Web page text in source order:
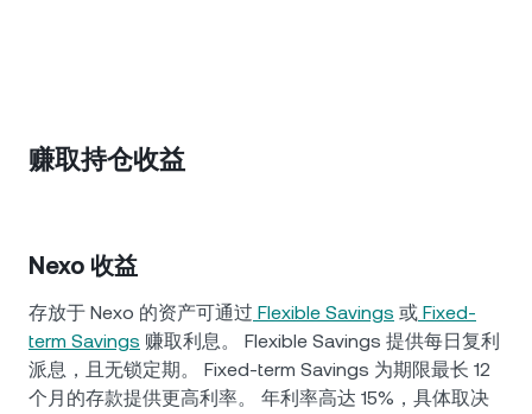
赚取持仓收益
Nexo 收益
存放于 Nexo 的资产可通过 Flexible Savings 或 Fixed-
term Savings 赚取利息。 Flexible Savings 提供每日复利
派息，且无锁定期。 Fixed-term Savings 为期限最长 12
个月的存款提供更高利率。 年利率高达 15%，具体取决